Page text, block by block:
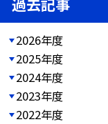
2026年度
2025年度
2024年度
2023年度
2022年度